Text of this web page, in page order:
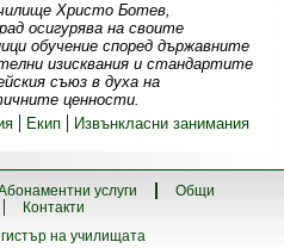
Христо Ботев,
осигурява на своите
обучение според държавните
изисквания и стандартите
съюз в духа на
ценности.
Екип Извънкласни занимания
услуги
Общи
Контакти
на училищата